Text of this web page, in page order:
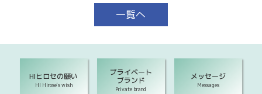
一覧へ
HIヒロセの願い
HI Hirose's wish
プライベート
ブランド
Private brand
メッセージ
Messages